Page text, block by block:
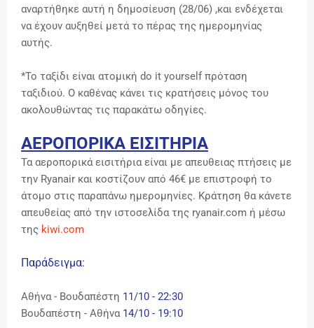
αναρτήθηκε αυτή η δημοσίευση (28/06) ,και ενδέχεται
να έχουν αυξηθεί μετά το πέρας της ημερομηνίας
αυτής.
*Το ταξίδι είναι ατομική do it yourself πρόταση
ταξιδιού. Ο καθένας κάνει τις κρατήσεις μόνος του
ακολουθώντας τις παρακάτω οδηγίες.
ΑΕΡΟΠΟΡΙΚΑ ΕΙΣΙΤΗΡΙΑ
Τα αεροπορικά εισιτήρια είναι με απευθειας πτήσεις με
την Ryanair και κοστίζουν από 46€ με επιστροφή το
άτομο στις παραπάνω ημερομηνίες. Κράτηση θα κάνετε
απευθείας από την ιστοσελίδα της ryanair.com ή μέσω
της kiwi.com
Παράδειγμα:
Αθήνα - Βουδαπέστη 11/10 - 22:30
Βουδαπέστη - Αθήνα 14/10 - 19:10